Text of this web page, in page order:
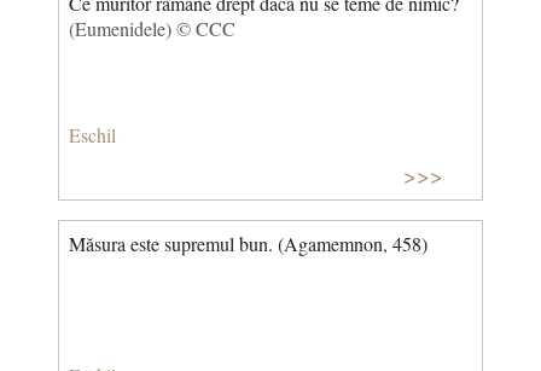
(Eumenidele) © CCC
Eschil
>>>
Măsura este supremul bun. (Agamemnon, 458)